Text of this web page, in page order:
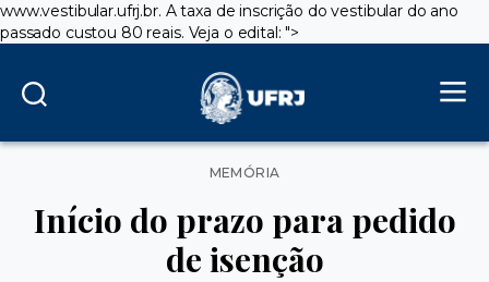
www.vestibular.ufrj.br. A taxa de inscrição do vestibular do ano
passado custou 80 reais. Veja o edital: ">
Categorias
MEMÓRIA
Início do prazo para pedido
de isenção